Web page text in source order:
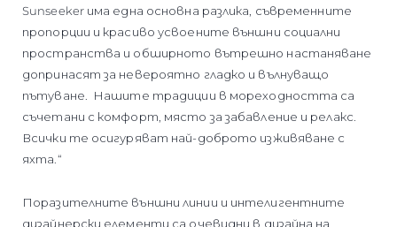
Sunseeker има една основна разлика, съвременните
пропорции и красиво усвоените външни социални
пространства и обширното вътрешно настаняване
допринасят за невероятно гладко и вълнуващо
пътуване. Нашите традиции в мореходността са
съчетани с комфорт, място за забавление и релакс.
Всички те осигуряват най-доброто изживяване с
яхта.“
Поразителните външни линии и интелигентните
дизайнерски елементи са очевидни в дизайна на